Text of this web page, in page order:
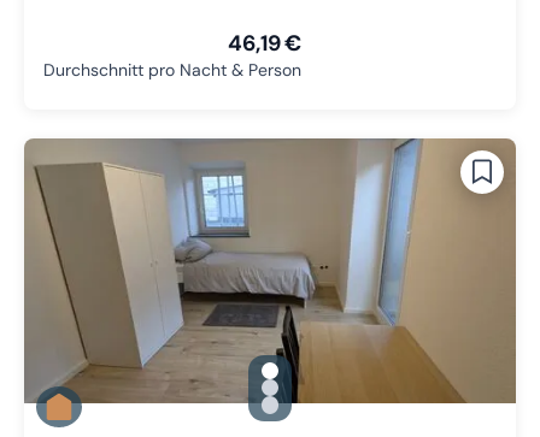
46,19 €
Durchschnitt pro Nacht & Person
gallery.slide_selector
Zu Slide 1 wechseln
Zu Slide 2 wechseln
Zu Slide 3 wechseln